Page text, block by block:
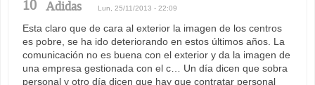
10 Adidas Lun, 25/11/2013 - 22:09
Esta claro que de cara al exterior la imagen de los centros
es pobre, se ha ido deteriorando en estos últimos años. La
comunicación no es buena con el exterior y da la imagen de
una empresa gestionada con el c… Un día dicen que sobra
personal y otro día dicen que hay que contratar personal